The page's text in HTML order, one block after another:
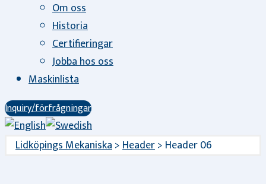
Om oss
Historia
Certifieringar
Jobba hos oss
Maskinlista
Inquiry/förfrågningar
Lidköpings Mekaniska>Header> Header 06